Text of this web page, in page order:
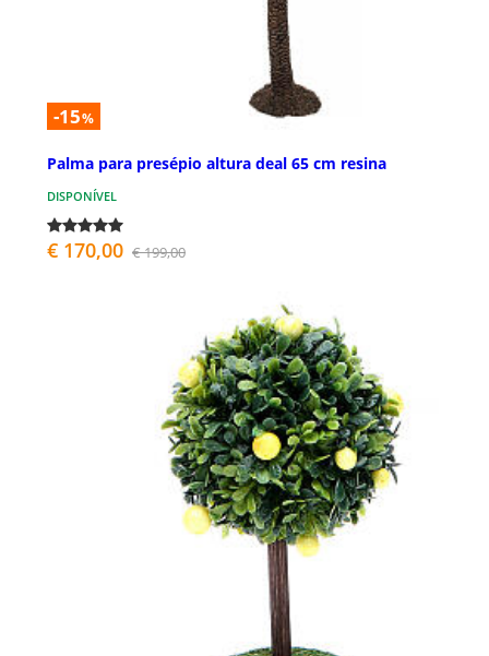
-15%
Palma para presépio altura deal 65 cm resina
DISPONÍVEL
€ 170,00 € 199,00